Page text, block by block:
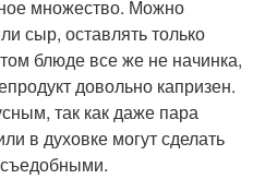
множество. Можно
сыр, оставлять только
блюде все же не начинка,
довольно капризен.
так как даже пара
в духовке могут сделать